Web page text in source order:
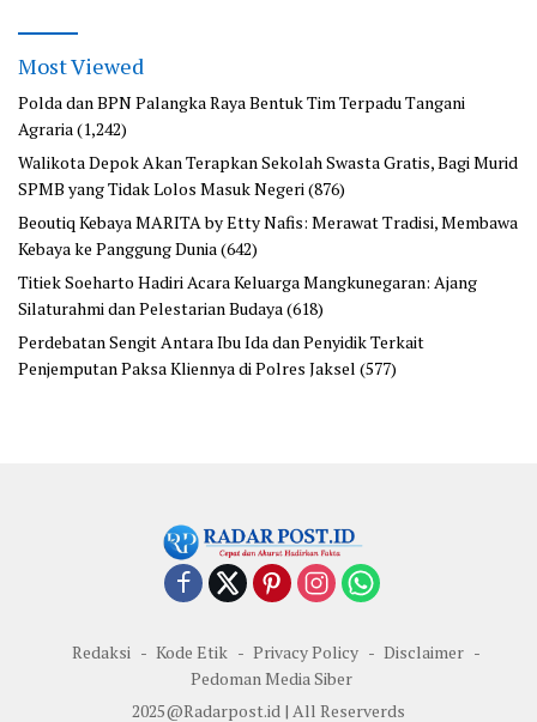
Most Viewed
Polda dan BPN Palangka Raya Bentuk Tim Terpadu Tangani
Agraria(1,242)
Walikota Depok Akan Terapkan Sekolah Swasta Gratis, Bagi Murid
SPMB yang Tidak Lolos Masuk Negeri(876)
Beoutiq Kebaya MARITA by Etty Nafis: Merawat Tradisi, Membawa
Kebaya ke Panggung Dunia(642)
Titiek Soeharto Hadiri Acara Keluarga Mangkunegaran: Ajang
Silaturahmi dan Pelestarian Budaya(618)
Perdebatan Sengit Antara Ibu Ida dan Penyidik Terkait
Penjemputan Paksa Kliennya di Polres Jaksel (577)
Redaksi Kode Etik Privacy Policy
Disclaimer
Pedoman Media Siber
2025@Radarpost.id | All Reserverds